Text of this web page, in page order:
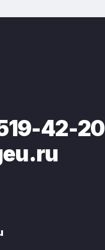
— ПОМОЩНИК КГЭУ
42-20